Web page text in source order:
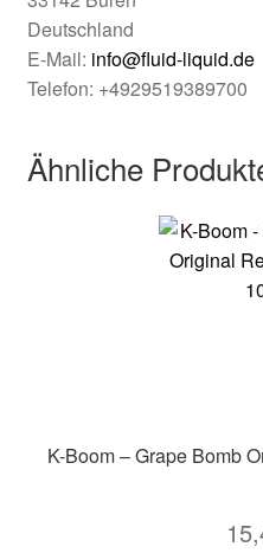
Deutschland
E-Mail: info@fluid-liquid.de
Telefon: +4929519389700
Ähnliche
K-Boom – Grape Bomb